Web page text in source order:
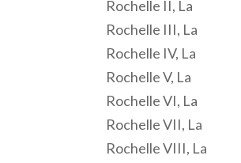
Rochelle II, La
Rochelle III, La
Rochelle IV, La
Rochelle V, La
Rochelle VI, La
Rochelle VII, La
Rochelle VIII, La